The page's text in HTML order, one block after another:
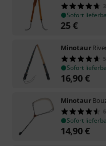
Sofort
25€
Minotaur
5
Sofort
16,90€
Minotaur
6
Sofort
14,90€